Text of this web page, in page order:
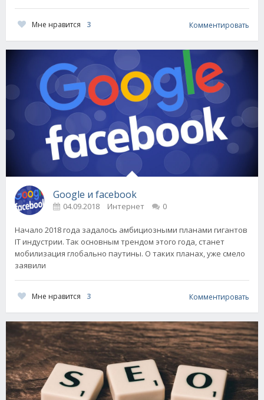
Мне нравится 3 Комментировать
Google и facebook
04.09.2018 Интернет 0
Начало 2018 года задалось амбициозными планами гигантов
IT индустрии. Так основным трендом этого года, станет
мобилизация глобально паутины. О таких планах, уже смело
заявили
Мне нравится 3 Комментировать